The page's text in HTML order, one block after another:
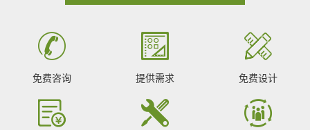
免费咨询 提供需求 免费设计